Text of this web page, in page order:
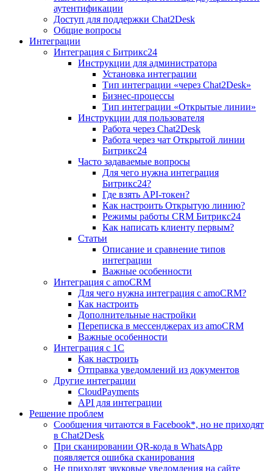
аутентификации
Доступ для поддержки Chat2Desk
Общие вопросы
Интеграции
Интеграция с Битрикс24
Инструкции для администратора
Установка интеграции
Тип интеграции «через Chat2Desk»
Бизнес-процессы
Тип интеграции «Открытые линии»
Инструкции для пользователя
Работа через Chat2Desk
Работа через чат Открытой линии
Битрикс24
Часто задаваемые вопросы
Для чего нужна интеграция
Битрикс24?
Где взять API-токен?
Как настроить Открытую линию?
Режимы работы CRM Битрикс24
Как написать клиенту первым?
Статьи
Описание и сравнение типов
интеграции
Важные особенности
Интеграция с amoCRM
Для чего нужна интеграция с amoCRM?
Как настроить
Дополнительные настройки
Переписка в мессенджерах из amoCRM
Важные особенности
Интеграция с 1С
Как настроить
Отправка уведомлений из документов
Другие интеграции
CloudPayments
API для интеграции
Решение проблем
Сообщения читаются в Facebook*, но не приходят
в Chat2Desk
При сканировании QR-кода в WhatsApp
появляется ошибка сканирования
Не приходят звуковые уведомления на сайте